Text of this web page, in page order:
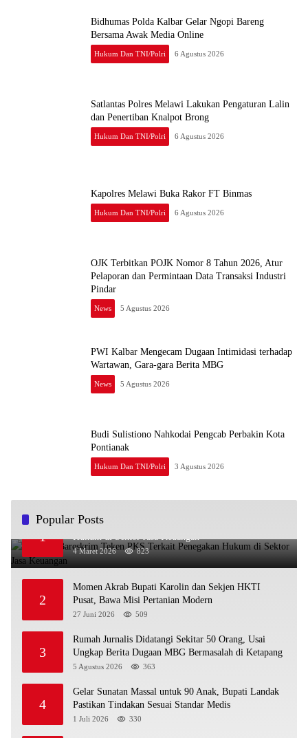
Bidhumas Polda Kalbar Gelar Ngopi Bareng
Bersama Awak Media Online
Hukum Dan TNI/Polri 6 Agustus 2026
Satlantas Polres Melawi Lakukan Pengaturan Lalin
dan Penertiban Knalpot Brong
Hukum Dan TNI/Polri 6 Agustus 2026
Kapolres Melawi Buka Rakor FT Binmas
Hukum Dan TNI/Polri 6 Agustus 2026
OJK Terbitkan POJK Nomor 8 Tahun 2026, Atur
Pelaporan dan Permintaan Data Transaksi Industri
Pindar
News 5 Agustus 2026
PWI Kalbar Mengecam Dugaan Intimidasi terhadap
Wartawan, Gara-gara Berita MBG
News 5 Agustus 2026
Budi Sulistiono Nahkodai Pengcab Perbakin Kota
Pontianak
Hukum Dan TNI/Polri 3 Agustus 2026
Popular Posts
1
OJK dan Bareskrim Teken PKS Terkait Penegakan
Hukum di Sektor Jasa Keuangan
4 Maret 2026 823
2
Momen Akrab Bupati Karolin dan Sekjen HKTI
27 Juni 2026 509
3
Rumah Jurnalis Didatangi Sekitar 50 Orang, Usai
Ungkap Berita Dugaan MBG Bermasalah di Ketapang
5 Agustus 2026 363
4
Gelar Sunatan Massal untuk 90 Anak, Bupati Landak
Pastikan Tindakan Sesuai Standar Medis
1 Juli 2026 330